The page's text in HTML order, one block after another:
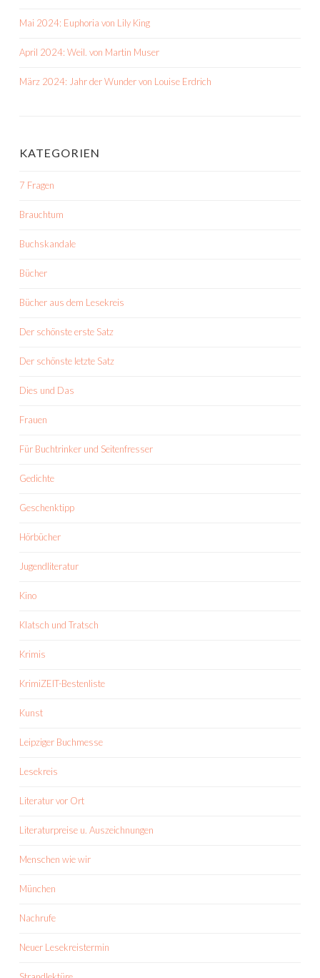
Mai 2024: Euphoria von Lily King
April 2024: Weil. von Martin Muser
März 2024: Jahr der Wunder von Louise Erdrich
KATEGORIEN
7 Fragen
Brauchtum
Buchskandale
Bücher
Bücher aus dem Lesekreis
Der schönste erste Satz
Der schönste letzte Satz
Dies und Das
Frauen
Für Buchtrinker und Seitenfresser
Gedichte
Geschenktipp
Hörbücher
Jugendliteratur
Kino
Klatsch und Tratsch
Krimis
KrimiZEIT-Bestenliste
Kunst
Leipziger Buchmesse
Lesekreis
Literatur vor Ort
Literaturpreise u. Auszeichnungen
Menschen wie wir
München
Nachrufe
Neuer Lesekreistermin